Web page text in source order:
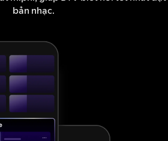
bản nhạc.